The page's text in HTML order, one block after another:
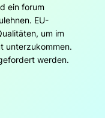
ein forum
EU-
um im
unterzukommen.
werden.